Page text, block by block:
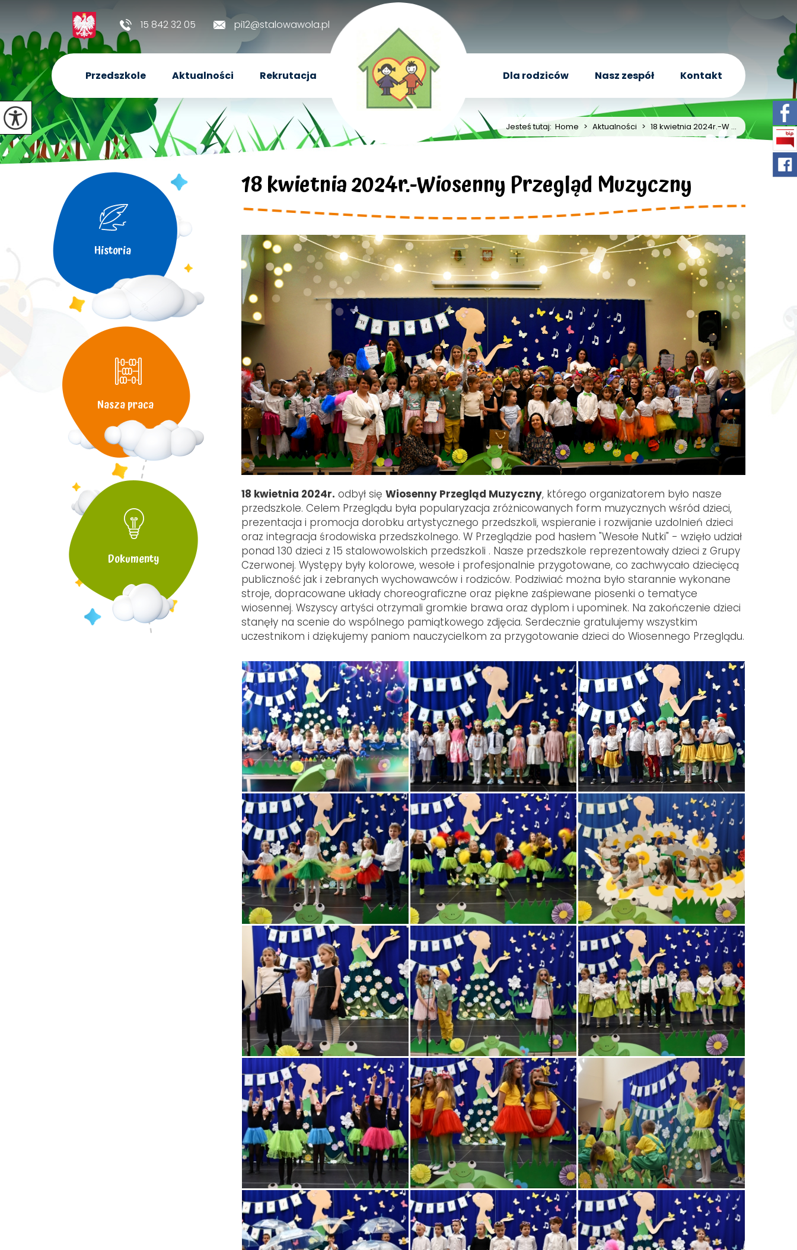
pi12@stalowawola.pl
15 842 32 05
Przedszkole Aktualności Rekrutacja Dla rodziców Nasz zespół Kontakt
Jesteś tutaj: Home > Aktualności > 18 kwietnia 2024r.-W ...
18 kwietnia 2024r.-Wiosenny Przegląd Muzyczny
18 kwietnia 2024r. odbył się Wiosenny Przegląd Muzyczny, którego organizatorem było nasze
przedszkole. Celem Przeglądu była popularyzacja zróżnicowanych form muzycznych wśród dzieci,
prezentacja i promocja dorobku artystycznego przedszkoli, wspieranie i rozwijanie uzdolnień dzieci
oraz integracja środowiska przedszkolnego. W Przeglądzie pod hasłem "Wesołe Nutki" - wzięło udział
ponad 130 dzieci z 15 stalowowolskich przedszkoli . Nasze przedszkole reprezentowały dzieci z Grupy
Czerwonej. Występy były kolorowe, wesołe i profesjonalnie przygotowane, co zachwycało dziecięcą
publiczność jak i zebranych wychowawców i rodziców. Podziwiać można było starannie wykonane
stroje, dopracowane układy choreograficzne oraz piękne zaśpiewane piosenki o tematyce
wiosennej. Wszyscy artyści otrzymali gromkie brawa oraz dyplom i upominek. Na zakończenie dzieci
stanęły na scenie do wspólnego pamiątkowego zdjęcia. Serdecznie gratulujemy wszystkim
uczestnikom i dziękujemy paniom nauczycielkom za przygotowanie dzieci do Wiosennego Przeglądu.
Historia
Nasza praca
Dokumenty